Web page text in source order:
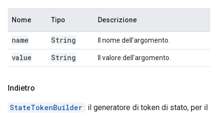
Nome Tipo Descrizione
name String Il nome dell'argomento.
value String Il valore dell'argomento.
Indietro
StateTokenBuilder : il generatore di token di stato, per il